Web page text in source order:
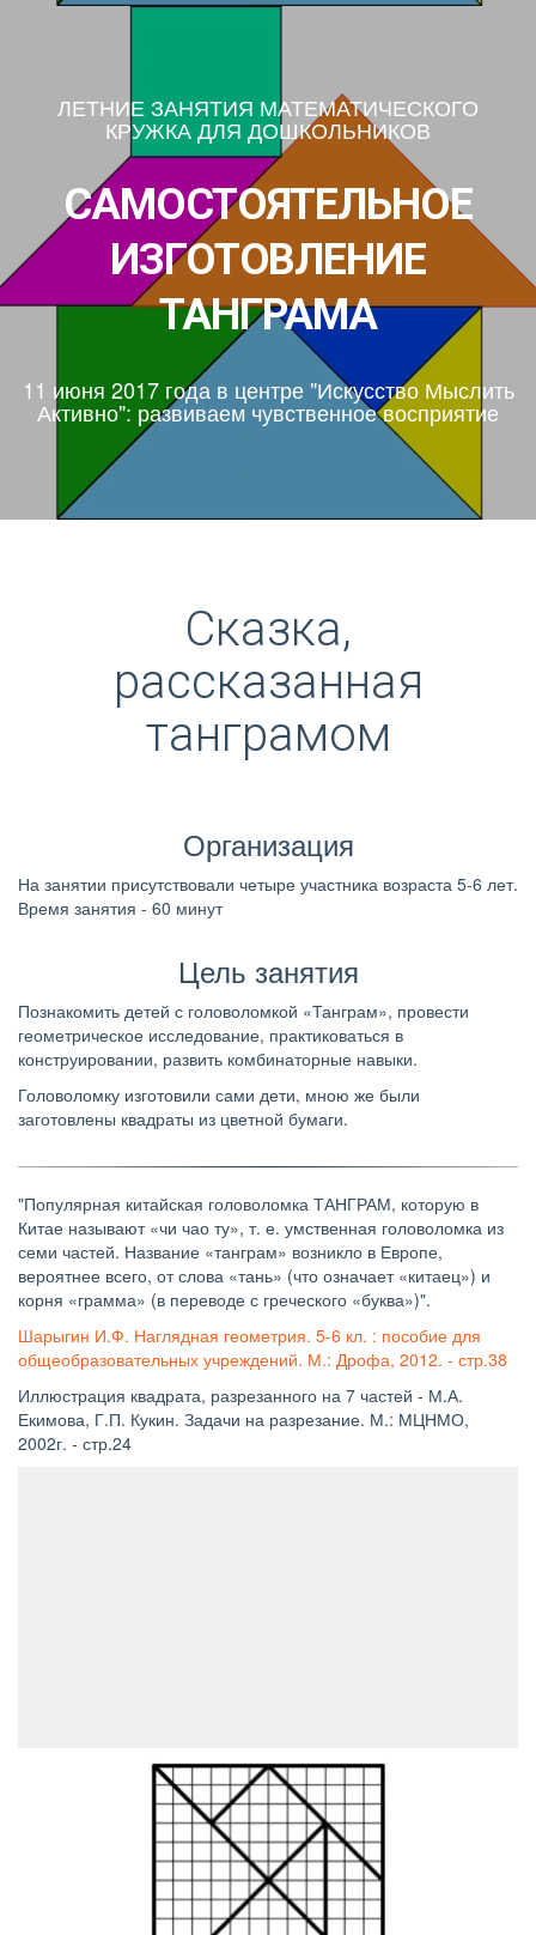
ЛЕТНИЕ ЗАНЯТИЯ МАТЕМАТИЧЕСКОГО
КРУЖКА ДЛЯ ДОШКОЛЬНИКОВ
САМОСТОЯТЕЛЬНОЕ
ИЗГОТОВЛЕНИЕ
ТАНГРАМА
11 июня 2017 года в центре "Искусство Мыслить
Активно": развиваем чувственное восприятие
Сказка,
рассказанная
танграмом
Организация
На занятии присутствовали четыре участника возраста 5-6 лет.
Время занятия - 60 минут
Цель занятия
Познакомить детей с головоломкой «Танграм», провести
геометрическое исследование, практиковаться в
конструировании, развить комбинаторные навыки.
Головоломку изготовили сами дети, мною же были
заготовлены квадраты из цветной бумаги.
"Популярная китайская головоломка ТАНГРАМ, которую в
Китае называют «чи чао ту», т. е. умственная головоломка из
семи частей. Название «танграм» возникло в Европе,
вероятнее всего, от слова «тань» (что означает «китаец») и
корня «грамма» (в переводе с греческого «буква»)".
Шарыгин И.Ф. Наглядная геометрия. 5-6 кл. : пособие для
общеобразовательных учреждений. М.: Дрофа, 2012. - стр.38
Иллюстрация квадрата, разрезанного на 7 частей - М.А.
Екимова, Г.П. Кукин. Задачи на разрезание. М.: МЦНМО,
2002г. - стр.24